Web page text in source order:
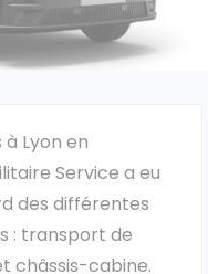
Lyon en
Service a eu
des différentes
: transport de
châssis-cabine.